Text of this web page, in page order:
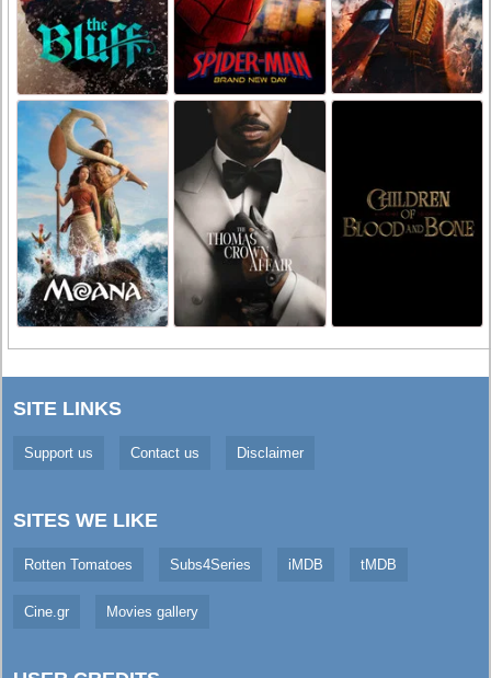
SITE LINKS
Support us Contact us Disclaimer
SITES WE LIKE
Rotten Tomatoes Subs4Series iMDB tMDB
Cine.gr Movies gallery